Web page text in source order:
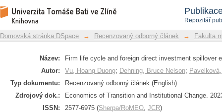
Repozitář
Firm life cycle and foreign direct
Republic
Repozitář DSpace/Manakin
Domovská stránka DSpace → Recenzovaný odborný článek → Fakulta
Název:
Firm life cycle and foreign direct investment spillover
Autor:
Vu, Hoang Duong; Dehning, Bruce Nelson;
Typ dokumentu:
Recenzovaný odborný článek (English)
Zdrojový dok.:
Economics of Transition and Institutional Change.
ISSN:
2577-6975 (Sherpa/RoMEO, JCR)